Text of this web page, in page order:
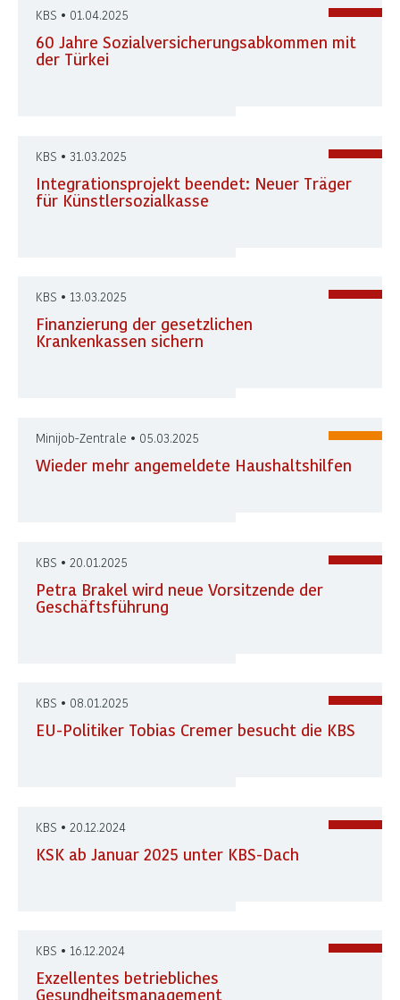
KBS • 01.04.2025
60 Jahre Sozialversicherungsabkommen mit
der Türkei
KBS • 31.03.2025
Integrationsprojekt beendet: Neuer Träger
für Künstlersozialkasse
KBS • 13.03.2025
Finanzierung der gesetzlichen
Krankenkassen sichern
Minijob-Zentrale • 05.03.2025
Wieder mehr angemeldete Haushaltshilfen
KBS • 20.01.2025
Petra Brakel wird neue Vorsitzende der
Geschäftsführung
KBS • 08.01.2025
EU-Politiker Tobias Cremer besucht die KBS
KBS • 20.12.2024
KSK ab Januar 2025 unter KBS-Dach
KBS • 16.12.2024
Exzellentes betriebliches
Gesundheitsmanagement